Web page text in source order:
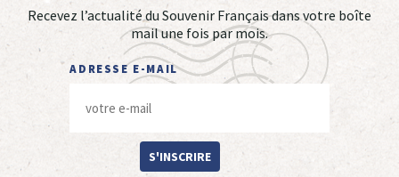
Recevez l’actualité du Souvenir Français dans votre boîte
mail une fois par mois.
ADRESSE E-MAIL
S'INSCRIRE